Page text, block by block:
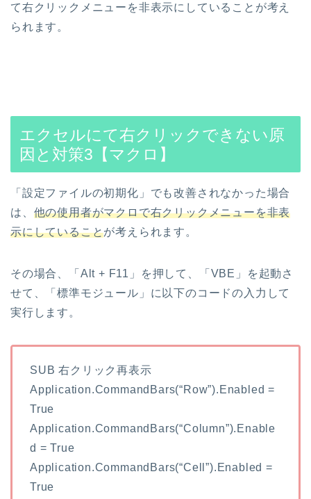
て右クリックメニューを非表示にしていることが考え
られます。
エクセルにて右クリックできない原
因と対策3【マクロ】
「設定ファイルの初期化」でも改善されなかった場合
は、 他の使用者がマクロで右クリックメニューを非表
示にしていることが考えられます。
その場合、「Alt + F11」を押して、「VBE」を起動さ
せて、「標準モジュール」に以下のコードの入力して
実行します。
SUB 右クリック再表示
Application.CommandBars(“Row”).Enabled =
True
Application.CommandBars(“Column”).Enable
d = True
Application.CommandBars(“Cell”).Enabled =
True